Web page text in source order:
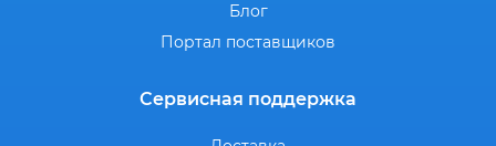
Блог
Портал поставщиков
Сервисная поддержка